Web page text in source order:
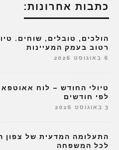
כתבות אחרונות:
הולכים, טובלים, שוחים.
רטוב בעמק המעיינות
6 באוגוסט 2026
טיולי החודש – לוח
לפי חודשים
3 באוגוסט 2026
התעלומה המדעית של צפון
לכל המשפחה